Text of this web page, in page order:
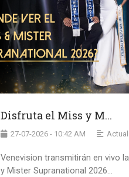
Disfruta el Miss y M...
27-07-2026 - 10:42 AM
Venevision transmitirán en vivo
y Mister Supranational 2026...